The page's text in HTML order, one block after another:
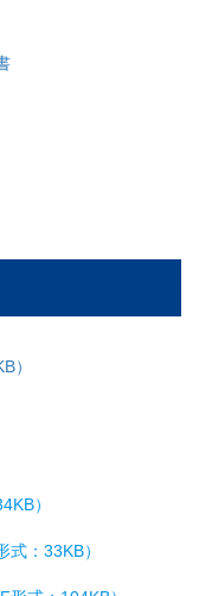
）
）
式：33KB）